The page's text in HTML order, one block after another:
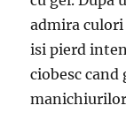
admira
isi pierd
ciobesc